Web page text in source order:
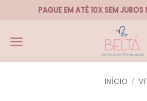
content
PAGUE EM ATÉ 10X SEM
INÍCIO /